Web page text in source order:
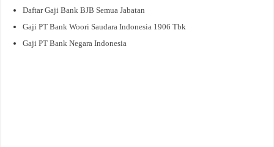
Daftar Gaji Bank BJB Semua Jabatan
Gaji PT Bank Woori Saudara Indonesia 1906 Tbk
Gaji PT Bank Negara Indonesia